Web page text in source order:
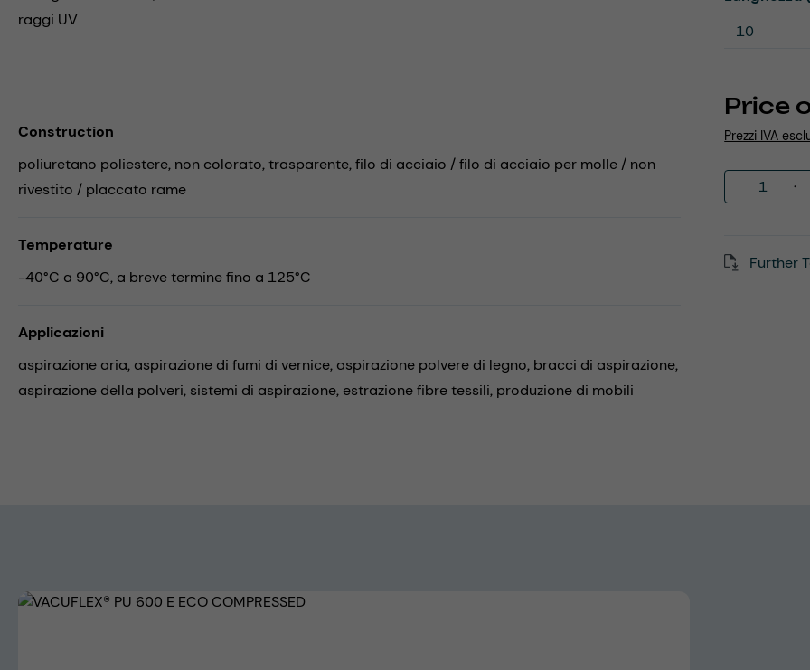
raggi UV
Price
Prezzi IVA
Further
Construction
poliuretano poliestere, non colorato, trasparente, filo di acciaio / filo di acciaio per molle / non
rivestito / placcato rame
Temperature
-40°C a 90°C, a breve termine fino a 125°C
Applicazioni
aspirazione aria, aspirazione di fumi di vernice, aspirazione polvere di legno, bracci di aspirazione,
aspirazione della polveri, sistemi di aspirazione, estrazione fibre tessili, produzione di mobili
Skip image gallery